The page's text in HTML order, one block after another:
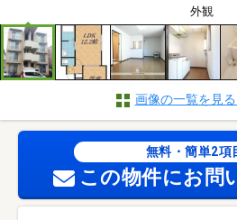
外観
画像の一覧を見る
無料・簡単2項
この物件にお問